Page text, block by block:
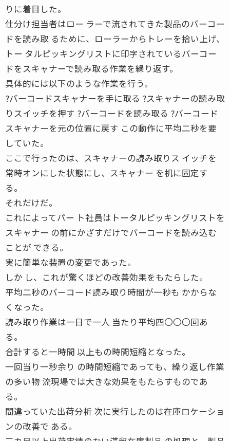
りに着目した。
仕分け担当者はロー ラーで流されてきた製品のバーコー
ドを読み取 るために、ローラーからトレーを拾い上げ、
トー タルピッキングリストに印字されているバーコー
ドをスキャナーで読み取る作業を繰り返す。
具体的には以下のような作業を行う。
?バーコードスキャナーを手に取る ?スキャナーの読み取
りスイッチを押す ?バーコードを読み取る ?バーコード
スキャナーを元の位置に戻す この動作に平均二秒を要
していた。
ここで行ったのは、スキャナーの読み取りス イッチを
常時オンにした状態にし、スキャナー を机に固定す
る。
それだけだ。
これによってパー ト社員はトータルピッキングリストを
スキャナー の前にかざすだけでバーコードを読み込む
ことが できる。
実に簡単な装置の変更であった。
しか し、これが驚くほどの改善効果をもたらした。
平均二秒のバーコード読み取り時間が一秒も かからな
くなった。
読み取り作業は一日で一人 当たり平均四〇〇〇回あ
る。
合計すると一時間 以上もの時間短縮となった。
一回当り一秒余り の時間短縮であっても、繰り返し作業
の多い物 流現場では大きな効果をもたらすものであ
る。
間違っていた出荷分析 次に実行したのは在庫ロケーショ
ンの改善で ある。